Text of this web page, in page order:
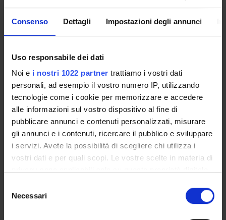
Consenso Dettagli Impostazioni degli annunci
Uso responsabile dei dati
Noi e i nostri 1022 partner trattiamo i vostri dati
personali, ad esempio il vostro numero IP, utilizzando
tecnologie come i cookie per memorizzare e accedere
alle informazioni sul vostro dispositivo al fine di
pubblicare annunci e contenuti personalizzati, misurare
gli annunci e i contenuti, ricercare il pubblico e sviluppare
i servizi. Avete la possibilità di scegliere chi utilizza i
vostri dati e per quali scopi. Le vostre scelte in materia di
modificare o revocare il proprio consenso in qualsiasi
momento dalla Dichiarazione sui cookie o facendo clic
delNecessari
Funds:assigned and managed by the department
Giuseppe Bertini
Associate Professor
Luana Caselli
Leonardo Chelazzi
Full Professor
COLLABORATORI ESTERNI